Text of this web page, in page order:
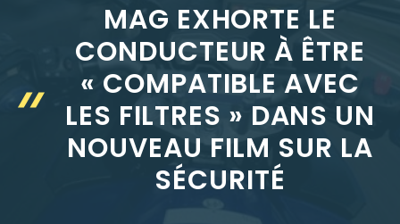
MAG EXHORTE LE
CONDUCTEUR À ÊTRE
« COMPATIBLE AVEC
LES FILTRES » DANS UN
NOUVEAU FILM SUR LA
SÉCURITÉ